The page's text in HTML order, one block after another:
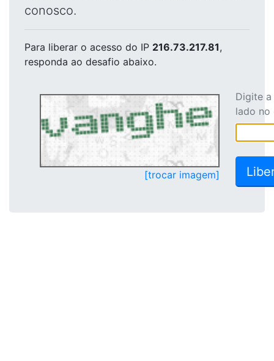
conosco.
Para liberar o acesso do IP 216.73.217.81,
responda ao desafio abaixo.
[trocar imagem]
Digite
lado no